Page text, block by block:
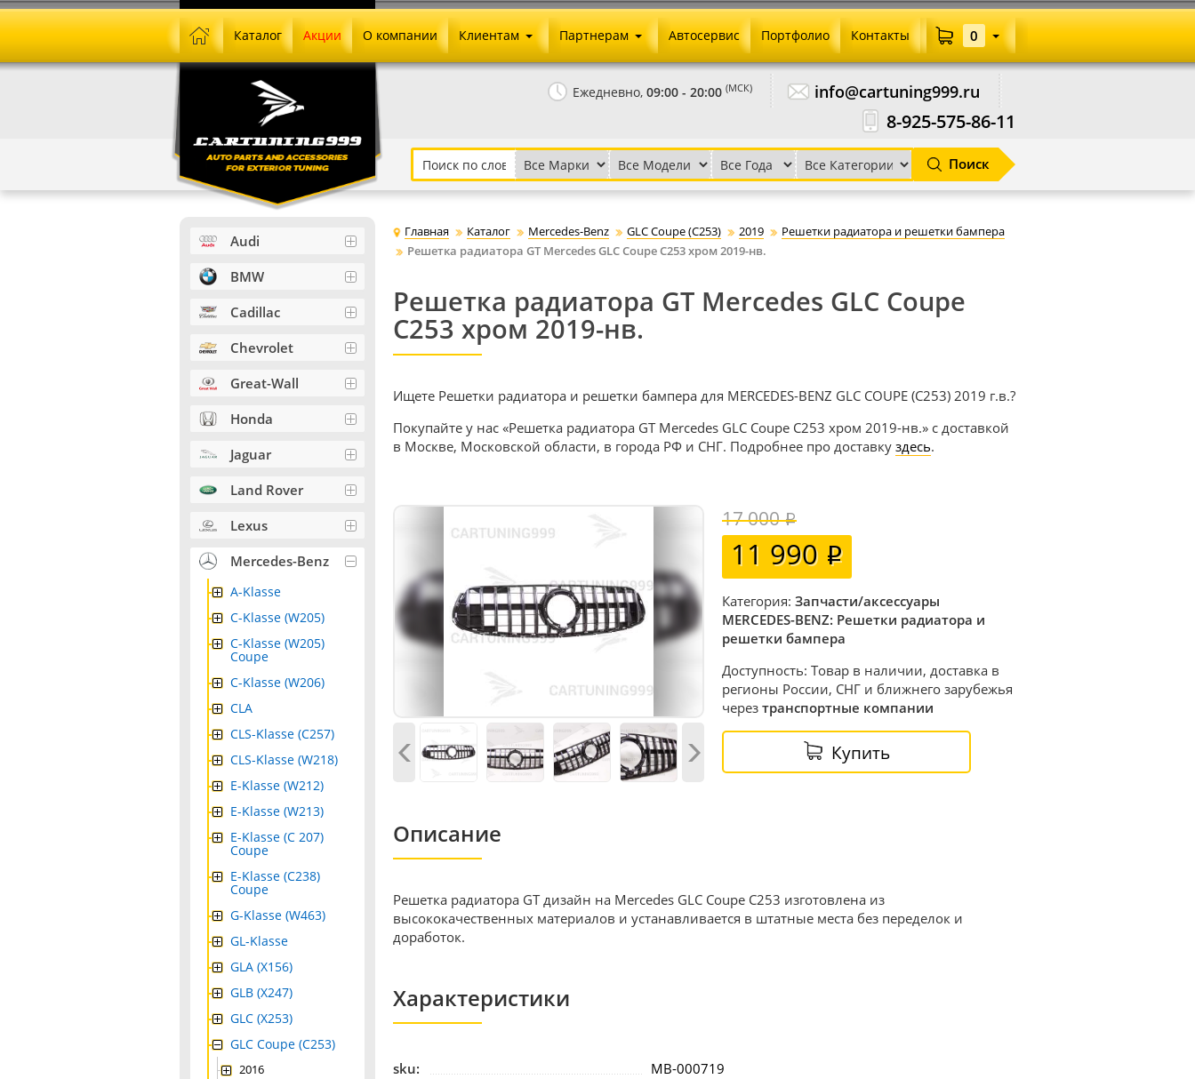
Ежедневно, 09:00 - 20:00 (МСК) info@cartuning999.ru
8-925-575-86-11
Поиск
Каталог Акции О компании Клиентам
Как сделать заказ
Установка на авто
Письмо директору
Партнерам
Агентское вознаграждение
Скачать прайс
Автосервис Портфолио Контакты 0
Главная Каталог Mercedes-Benz GLC Coupe (C253) 2019
Решетки радиатора и решетки бампера
Решетка радиатора GT Mercedes GLC Coupe C253 хром 2019-нв.
Решетка радиатора GT Mercedes GLC Coupe
C253 хром 2019-нв.
Ищете Решетки радиатора и решетки бампера для MERCEDES-BENZ GLC COUPE (C253) 2019 г.в.?
Покупайте у нас «Решетка радиатора GT Mercedes GLC Coupe C253 хром 2019-нв.» с доставкой
в Москве, Московской области, в города РФ и СНГ. Подробнее про доставку здесь.
17 000
11 990
Категория: Запчасти/аксессуары
MERCEDES-BENZ: Решетки радиатора и
решетки бампера
Доступность: Товар в наличии, доставка в
регионы России, СНГ и ближнего зарубежья
через транспортные компании
Купить
Описание
Решетка радиатора GT дизайн на Mercedes GLC Coupe C253 изготовлена из
высококачественных материалов и устанавливается в штатные места без переделок и
доработок.
Характеристики
sku:
MB-000719
Audi
BMW
Cadillac
Chevrolet
Great-Wall
Honda
Jaguar
Land Rover
Lexus
Mercedes-Benz
A-Klasse
C-Klasse (W205)
C-Klasse (W205)
Coupe
C-Klasse (W206)
CLA
CLS-Klasse (C257)
CLS-Klasse (W218)
E-Klasse (W212)
E-Klasse (W213)
E-Klasse (C 207)
Coupe
E-Klasse (C238)
Coupe
G-Klasse (W463)
GL-Klasse
GLA (X156)
GLB (X247)
GLC (X253)
GLC Coupe (C253)
2016